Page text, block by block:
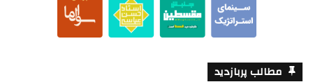
مطالب پربازدید